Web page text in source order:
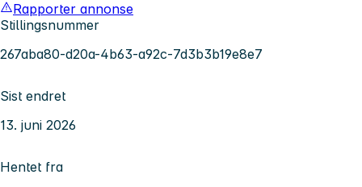
Rapporter annonse
Stillingsnummer
267aba80-d20a-4b63-a92c-7d3b3b19e8e7
Sist endret
13. juni 2026
Hentet fra